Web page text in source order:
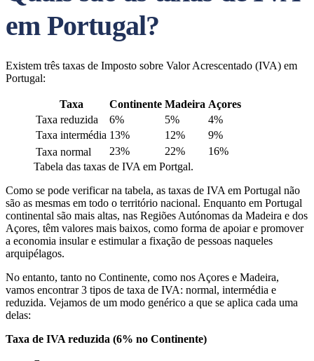
em Portugal?
Existem três taxas de Imposto sobre Valor Acrescentado (IVA) em
Portugal:
Taxa Continente Madeira Açores
Taxa reduzida
6% 5%
4%
Taxa intermédia 13% 12%
9%
Taxa normal
23% 22%
16%
Tabela das taxas de IVA em Portgal.
Como se pode verificar na tabela, as taxas de IVA em Portugal não
são as mesmas em todo o território nacional. Enquanto em Portugal
continental são mais altas, nas Regiões Autónomas da Madeira e dos
Açores, têm valores mais baixos, como forma de apoiar e promover
a economia insular e estimular a fixação de pessoas naqueles
arquipélagos.
No entanto, tanto no Continente, como nos Açores e Madeira,
vamos encontrar 3 tipos de taxa de IVA: normal, intermédia e
reduzida. Vejamos de um modo genérico a que se aplica cada uma
delas:
Taxa de IVA reduzida (6% no Continente)